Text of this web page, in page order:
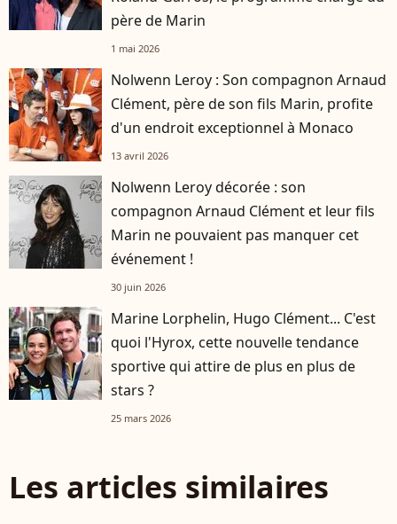
père de Marin
1 mai 2026
Nolwenn Leroy : Son compagnon Arnaud
Clément, père de son fils Marin, profite
d'un endroit exceptionnel à Monaco
13 avril 2026
Nolwenn Leroy décorée : son
compagnon Arnaud Clément et leur fils
Marin ne pouvaient pas manquer cet
événement !
30 juin 2026
Marine Lorphelin, Hugo Clément... C'est
quoi l'Hyrox, cette nouvelle tendance
sportive qui attire de plus en plus de
stars ?
25 mars 2026
Les articles similaires